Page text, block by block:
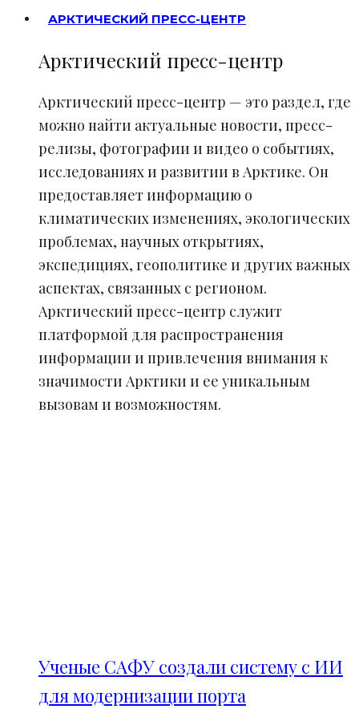
АРКТИЧЕСКИЙ ПРЕСС-ЦЕНТР
Арктический пресс-центр
Арктический пресс-центр — это раздел, где
можно найти актуальные новости, пресс-
релизы, фотографии и видео о событиях,
исследованиях и развитии в Арктике. Он
предоставляет информацию о
климатических изменениях, экологических
проблемах, научных открытиях,
экспедициях, геополитике и других важных
аспектах, связанных с регионом.
Арктический пресс-центр служит
платформой для распространения
информации и привлечения внимания к
значимости Арктики и ее уникальным
вызовам и возможностям.
Ученые САФУ создали систему с ИИ
для модернизации порта